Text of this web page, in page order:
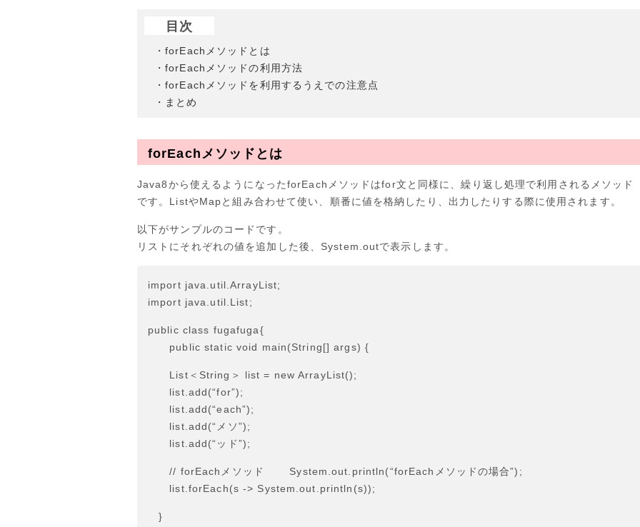
目次
・forEachメソッドとは
・forEachメソッドの利用方法
・forEachメソッドを利用するうえでの注意点
・まとめ
forEachメソッドとは
Java8から使えるようになったforEachメソッドはfor文と同様に、繰り返し処理で利用されるメソッド
です。ListやMapと組み合わせて使い、順番に値を格納したり、出力したりする際に使用されます。
以下がサンプルのコードです。
リストにそれぞれの値を追加した後、System.outで表示します。
import java.util.ArrayList;
import java.util.List;
public class fugafuga{
public static void main(String[] args) {
List＜String＞ list = new ArrayList();
list.add(“for”);
list.add(“each”);
list.add(“メソ”);
list.add(“ッド”);
// forEachメソッド System.out.println(“forEachメソッドの場合”);
list.forEach(s -> System.out.println(s));
}